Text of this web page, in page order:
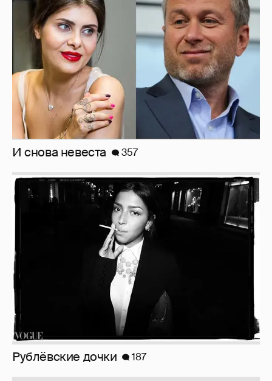
И снова невеста 357
Рублёвские дочки 187